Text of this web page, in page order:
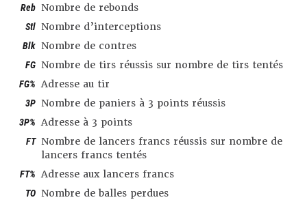
Reb Nombre de rebonds
Stl Nombre d’interceptions
Blk Nombre de contres
FG Nombre de tirs réussis sur nombre de tirs tentés
FG% Adresse au tir
3P Nombre de paniers à 3 points réussis
3P% Adresse à 3 points
FT Nombre de lancers francs réussis sur nombre de
lancers francs tentés
FT% Adresse aux lancers francs
TO Nombre de balles perdues